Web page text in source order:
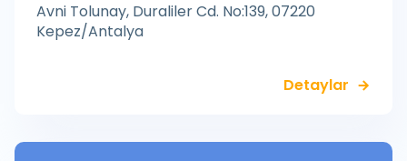
Avni Tolunay, Duraliler Cd. No:139, 07220
Kepez/Antalya
Detaylar